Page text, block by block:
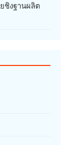
ชิงฐานผลิต